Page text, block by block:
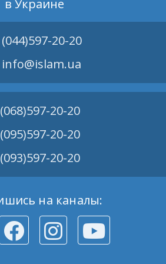
в Украине
(044)597-20-20
info@islam.ua
(068)597-20-20
(095)597-20-20
(093)597-20-20
на каналы: